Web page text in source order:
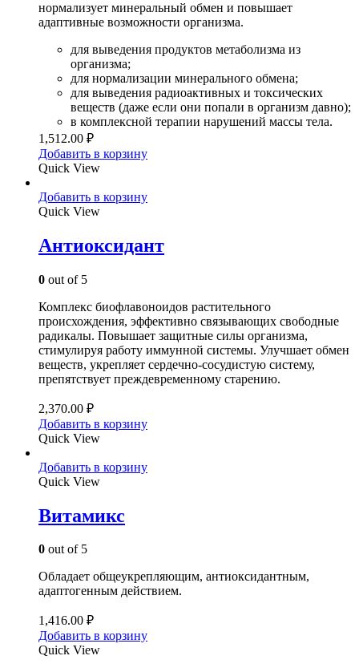
нормализует минеральный обмен и повышает
адаптивные возможности организма.
для выведения продуктов метаболизма из
организма;
для нормализации минерального обмена;
для выведения радиоактивных и токсических
веществ (даже если они попали в организм давно);
в комплексной терапии нарушений массы тела.
1,512.00 ₽
Добавить в корзину
Quick View
Добавить в корзину
Quick View
Антиоксидант
0 out of 5
Комплекс биофлавоноидов растительного
происхождения, эффективно связывающих свободные
радикалы. Повышает защитные силы организма,
стимулируя работу иммунной системы. Улучшает обмен
веществ, укрепляет сердечно-сосудистую систему,
препятствует преждевременному старению.
2,370.00 ₽
Добавить в корзину
Quick View
Добавить в корзину
Quick View
Витамикс
0 out of 5
Обладает общеукрепляющим, антиоксидантным,
адаптогенным действием.
1,416.00 ₽
Добавить в корзину
Quick View